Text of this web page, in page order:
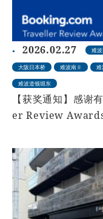
2026.02.27 难
大阪日本桥 难波南Ⅱ 难
难波道顿堀东
【获奖通知】感
er Review